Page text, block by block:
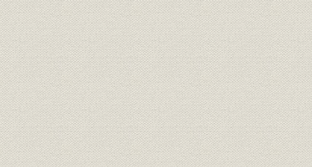
初代、酒井社長の就任
喫緊の課題と対応
国産旅客機YS-11用脚の生産
第二次防衛力整備計画と主力戦闘機F-104J用脚の生産
MU-2ビジネス機用脚の生産
YS-11機用プロペラのオーバーホール